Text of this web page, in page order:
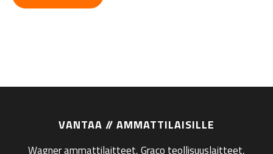
VANTAA // AMMATTILAISILLE
Wagner ammattilaitteet, Graco teollisuuslaitteet,